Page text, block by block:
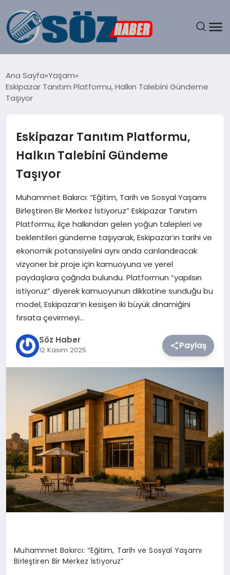
SPOR
EKONOMI
EĞITIM
SAĞLIK
DÜNYA
TEKNOLOJI
SIYASET
YAŞAM
Ana Sayfa Yaşam
Eskipazar Tanıtım Platformu, Halkın Talebini Gündeme
Taşıyor
Eskipazar Tanıtım Platformu,
Halkın Talebini Gündeme
Taşıyor
Muhammet Bakırcı: “Eğitim, Tarih ve Sosyal Yaşamı
Birleştiren Bir Merkez İstiyoruz” Eskipazar Tanıtım
Platformu, ilçe halkından gelen yoğun talepleri ve
beklentileri gündeme taşıyarak, Eskipazar’ın tarihi ve
ekonomik potansiyelini aynı anda canlandıracak
vizyoner bir proje için kamuoyuna ve yerel
paydaşlara çağrıda bulundu. Platformun “yapılsın
istiyoruz” diyerek kamuoyunun dikkatine sunduğu bu
model, Eskipazar’ın kesişen iki büyük dinamiğini
fırsata çevirmeyi…
Söz Haber
12 Kasım 2025 Paylaş
Muhammet Bakırcı: “Eğitim, Tarih ve Sosyal Yaşamı
Birleştiren Bir Merkez İstiyoruz”